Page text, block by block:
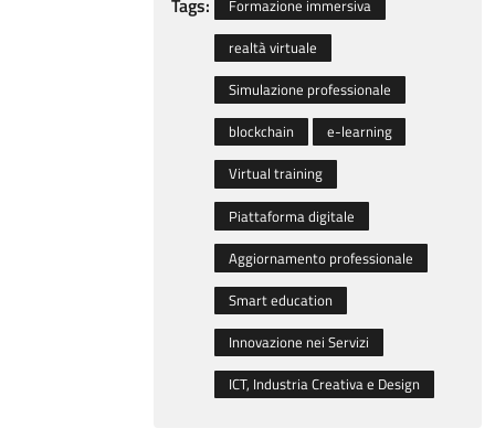
Formazione immersiva
realtà virtuale
Simulazione professionale
blockchain
e-learning
Virtual training
Piattaforma digitale
Aggiornamento professionale
Smart education
Innovazione nei Servizi
ICT, Industria Creativa e Design